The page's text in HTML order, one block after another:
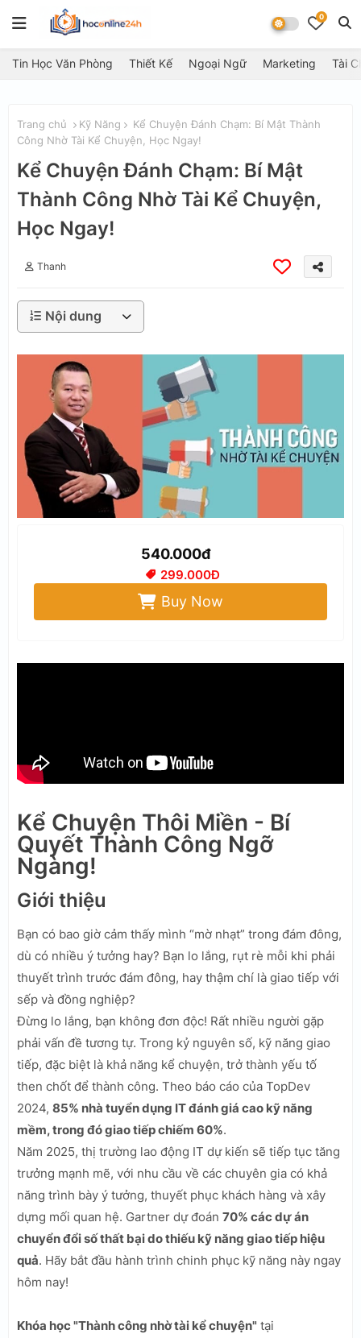
0
Tin Học Văn Phòng Thiết Kế Ngoại Ngữ Marketing Tài
Trang chủ Kỹ Năng
Kể Chuyện Đánh Chạm: Bí Mật Thành
Công Nhờ Tài Kể Chuyện, Học Ngay!
Kể Chuyện Đánh Chạm: Bí Mật
Thành Công Nhờ Tài Kể Chuyện,
Học Ngay!
Thanh
Nội dung
540.000đ
299.000Đ
Buy Now
Kể Chuyện Thôi Miền - Bí
Quyết Thành Công Ngỡ
Ngàng!
Giới thiệu
Bạn có bao giờ cảm thấy mình “mờ nhạt” trong đám đông,
dù có nhiều ý tưởng hay? Bạn lo lắng, rụt rè mỗi khi phải
thuyết trình trước đám đông, hay thậm chí là giao tiếp với
sếp và đồng nghiệp?
Đừng lo lắng, bạn không đơn độc! Rất nhiều người gặp
phải vấn đề tương tự. Trong kỷ nguyên số, kỹ năng giao
tiếp, đặc biệt là khả năng kể chuyện, trở thành yếu tố
then chốt để thành công. Theo báo cáo của TopDev
2024, 85% nhà tuyển dụng IT đánh giá cao kỹ năng
mềm, trong đó giao tiếp chiếm 60%.
Năm 2025, thị trường lao động IT dự kiến sẽ tiếp tục tăng
trưởng mạnh mẽ, với nhu cầu về các chuyên gia có khả
năng trình bày ý tưởng, thuyết phục khách hàng và xây
dựng mối quan hệ. Gartner dự đoán 70% các dự án
chuyển đổi số thất bại do thiếu kỹ năng giao tiếp hiệu
quả. Hãy bắt đầu hành trình chinh phục kỹ năng này ngay
hôm nay!
Khóa học "Thành công nhờ tài kể chuyện" tại